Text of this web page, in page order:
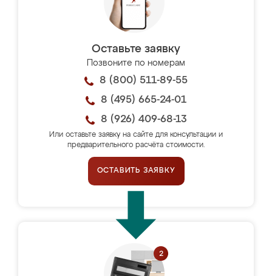
Оставьте заявку
Позвоните по номерам
8 (800) 511-89-55
8 (495) 665-24-01
8 (926) 409-68-13
Или оставьте заявку на сайте для консультации и
предварительного расчёта стоимости.
ОСТАВИТЬ ЗАЯВКУ